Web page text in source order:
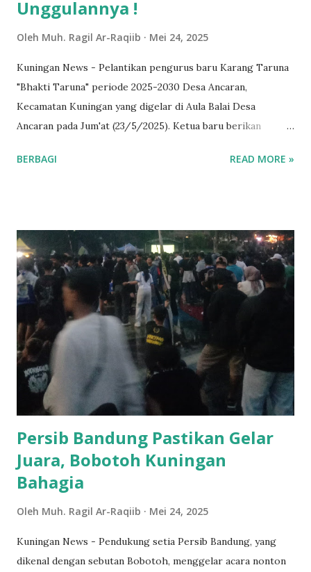
Unggulannya !
Oleh Muh. Ragil Ar-Raqiib Mei 24, 2025
Kuningan News - Pelantikan pengurus baru Karang Taruna
"Bhakti Taruna" periode 2025-2030 Desa Ancaran,
Kecamatan Kuningan yang digelar di Aula Balai Desa
Ancaran pada Jum'at (23/5/2025). Ketua baru berikan
Pemberdayaan Lingkungan. Kegiatan sendiri diawali dengan
ditutup oleh do'a bersama. Karang taruna Bhakti Taruna
yang baru berkomitmen akan menjalani kepengurusan
dengan lebih baik dari periode kemarin. "Dengan
mencanangkan dua program besar yaitu pemberdayaan
lingkungan dan pendidikan kami berkomitmen untuk
bersinergi bersama demi tercapainya kemajuan desa dan
Karang Taruna." tutur Muhammad Jidan selaku Ketua Umum
terpilih dalam sambutannya. Kegiatan pelantikan
kepengurusan ini dihadiri langsung oleh Kepala Desa
Ancaran dan jajarannya serta par...
BERBAGI READ MORE »
Persib Bandung Pastikan Gelar
Juara, Bobotoh Kuningan
Bahagia
Oleh Muh. Ragil Ar-Raqiib Mei 24, 2025
Kuningan News - Pendukung setia Persib Bandung, yang
dikenal dengan sebutan Bobotoh, menggelar acara nonton